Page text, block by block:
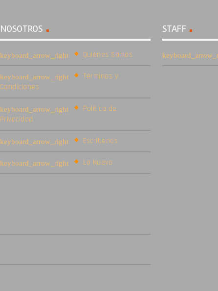
NOSOTROS
Quiénes Somos
Términos y
Condiciones
Política de
Privacidad
Escríbenos
Lo Nuevo
STAFF